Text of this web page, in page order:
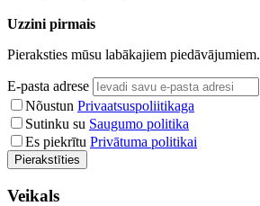
Uzzini pirmais
Pieraksties mūsu labākajiem piedāvājumiem.
E-pasta adrese
Nõustun Privaatsuspoliitikaga
Sutinku su Saugumo politika
Es piekrītu Privātuma politikai
Pierakstīties
Veikals